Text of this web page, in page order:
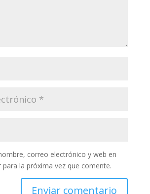
correo electrónico y web en
para la próxima vez que comente.